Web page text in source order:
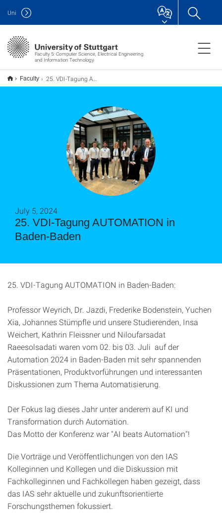
Faculty 5: Computer Science, Electrical Engineering
and Information Technology
Uni
Faculty 25. VDI-Tagung AUTOMATION in Baden-Baden
25. VDI-Tagung AUTOMATION in
Baden-Baden
July 5, 2024
25. VDI-Tagung AUTOMATION in Baden-Baden:
Professor Weyrich, Dr. Jazdi, Frederike Bodenstein, Yuchen
Xia, Johannes Stümpfle und unsere Studierenden, Insa
Weichert, Kathrin Fleissner und Niloufarsadat
Raeesolsadati waren vom 02. bis 03. Juli auf der
Automation 2024 in Baden-Baden mit sehr spannenden
Präsentationen, Produktvorführungen und interessanten
Diskussionen zum Thema Automatisierung.
Der Fokus lag dieses Jahr unter anderem auf KI und
Transformation durch Automation.
Das Motto der Konferenz war "AI beats Automation"!
Die Vorträge und Veröffentlichungen von den IAS
Kolleginnen und Kollegen und die Diskussion mit
Fachkolleginnen und Fachkollegen haben gezeigt, dass
das IAS sehr aktuelle und zukunftsorientierte
Forschungsthemen fokussiert.